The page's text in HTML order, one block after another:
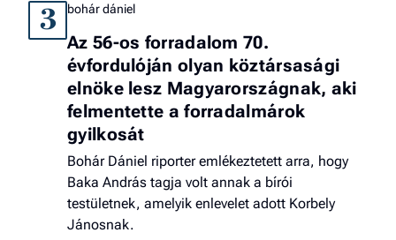
3 bohár dániel
Az 56-os forradalom 70.
évfordulóján olyan köztársasági
elnöke lesz Magyarországnak, aki
felmentette a forradalmárok
gyilkosát
Bohár Dániel riporter emlékeztetett arra, hogy
Baka András tagja volt annak a bírói
testületnek, amelyik enlevelet adott Korbely
Jánosnak.